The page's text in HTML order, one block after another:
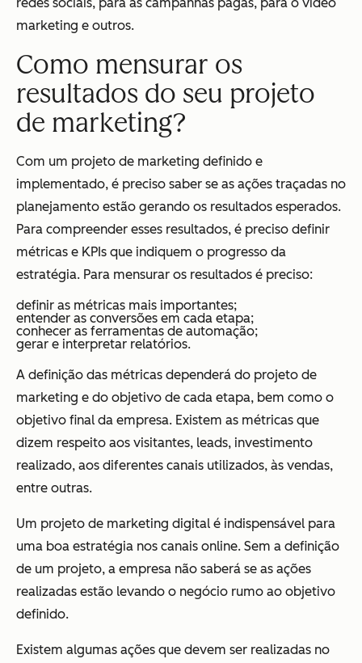
marketing e outros.
Como mensurar os
resultados do seu projeto
de marketing?
Com um projeto de marketing definido e
implementado, é preciso saber se as ações traçadas no
planejamento estão gerando os resultados esperados.
Para compreender esses resultados, é preciso definir
métricas e KPIs que indiquem o progresso da
estratégia. Para mensurar os resultados é preciso:
definir as métricas mais importantes;
entender as conversões em cada etapa;
conhecer as ferramentas de automação;
gerar e interpretar relatórios.
A definição das métricas dependerá do projeto de
marketing e do objetivo de cada etapa, bem como o
objetivo final da empresa. Existem as métricas que
dizem respeito aos visitantes, leads, investimento
realizado, aos diferentes canais utilizados, às vendas,
entre outras.
Um projeto de marketing digital é indispensável para
uma boa estratégia nos canais online. Sem a definição
de um projeto, a empresa não saberá se as ações
realizadas estão levando o negócio rumo ao objetivo
definido.
Existem algumas ações que devem ser realizadas no